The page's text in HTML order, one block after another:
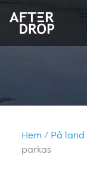
Hem / På land
parkas